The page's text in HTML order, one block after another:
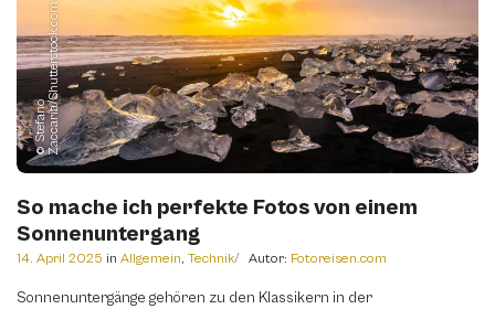
©
S
t
e
f
a
n
o
Z
a
c
c
a
r
i
a
/
S
h
u
t
t
e
r
s
t
o
c
k.
c
om
So mache ich perfekte Fotos von einem
Sonnenuntergang
14. April 2025 in Allgemein, Technik Autor: Fotoreisen.com
Sonnenuntergänge gehören zu den Klassikern in der